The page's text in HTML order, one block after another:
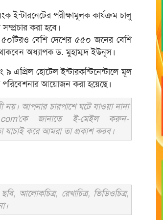
ইন্টারনেটের পরীক্ষামূলক কার্যক্রম চালু
করা হবে।
বেশি দেশের ৫৫০ জনের বেশি
থাকবেন অধ্যাপক ড. মুহাম্মদ ইউনূস।
এপ্রিল হোটেল ইন্টারকন্টিনেন্টালে মূল
পরিবেশনার আয়োজন করা হয়েছে।
আপনার চারপাশে ঘটে যাওয়া নানা
জানাতে ই-মেইল করুন-
করে আমরা তা প্রকাশ করব।
আলোকচিত্র, রেখাচিত্র, ভিডিওচিত্র,